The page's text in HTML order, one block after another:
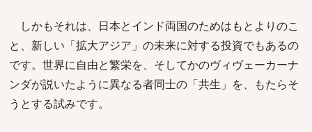
しかもそれは、日本とインド両国のためはもとよりのこ
と、新しい「拡大アジア」の未来に対する投資でもあるの
です。世界に自由と繁栄を、そしてかのヴィヴェーカーナ
ンダが説いたように異なる者同士の「共生」を、もたらそ
うとする試みです。